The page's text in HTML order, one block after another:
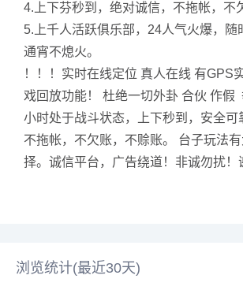
4.上下芬秒到，绝对诚信，不拖帐，不
5.上千人活跃俱乐部，24人气火爆，随
通宵不熄火。
！！！实时在线定位 真人在线 有GPS
戏回放功能！ 杜绝一切外卦 合伙 作假
小时处于战斗状态，上下秒到，安全可
不拖帐，不欠账，不赊账。 台子玩法
择。诚信平台，广告绕道！非诚勿扰！
浏览统计(最近30天)